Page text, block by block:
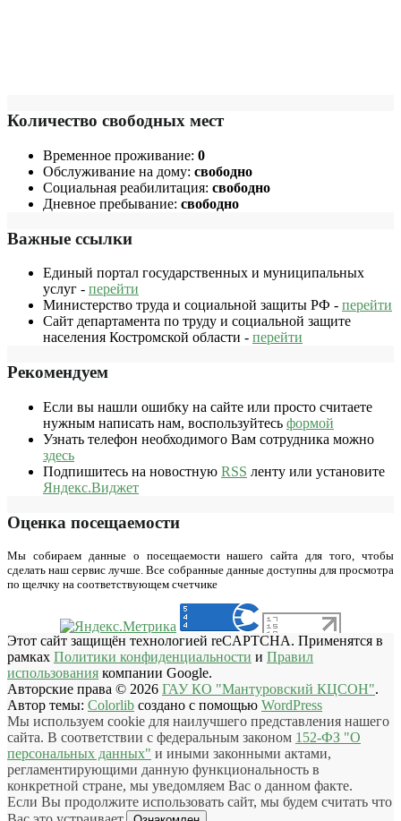
Количество свободных мест
Временное проживание: 0
Обслуживание на дому: свободно
Социальная реабилитация: свободно
Дневное пребывание: свободно
Важные ссылки
Единый портал государственных и муниципальных
услуг - перейти
Министерство труда и социальной защиты РФ - перейти
Сайт департамента по труду и социальной защите
населения Костромской области - перейти
Рекомендуем
Если вы нашли ошибку на сайте или просто считаете
нужным написать нам, воспользуйтесь формой
Узнать телефон необходимого Вам сотрудника можно
здесь
Подпишитесь на новостную RSS ленту или установите
Яндекс.Виджет
Оценка посещаемости
Мы собираем данные о посещаемости нашего сайта для того, чтобы
сделать наш сервис лучше. Все собранные данные доступны для просмотра
по щелчку на соответствующем счетчике
Этот сайт защищён технологией reCAPTCHA. Применятся в
рамках Политики конфиденциальности и Правил
использования компании Google.
Авторские права © 2026 ГАУ КО "Мантуровский КЦСОН".
Автор темы: Colorlib создано с помощью WordPress
Мы используем cookie для наилучшего представления нашего
сайта. В соответствии с федеральным законом 152-ФЗ "О
персональных данных" и иными законными актами,
регламентирующими данную функциональность в
конкретной стране, мы уведомляем Вас о данном факте.
Если Вы продолжите использовать сайт, мы будем считать что